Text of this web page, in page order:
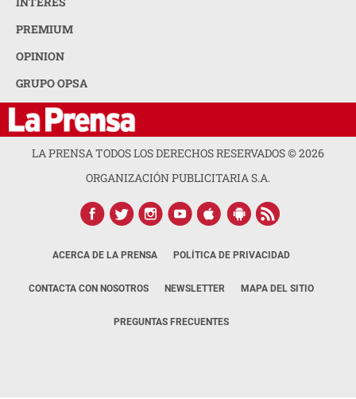
PREMIUM
OPINION
GRUPO OPSA
LA PRENSA TODOS LOS DERECHOS RESERVADOS ©2026
ORGANIZACIÓN PUBLICITARIA S.A.
ACERCA DE LA PRENSA POLÍTICA DE PRIVACIDAD
CONTACTA CON NOSOTROS NEWSLETTER MAPA DEL SITIO
PREGUNTAS FRECUENTES